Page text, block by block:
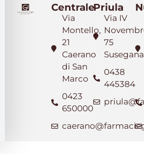
Centrale
Via
Montello,
21
Caerano
di San
Marco
0423
650000
Priula
Via IV
75
Susegana
0438
445384